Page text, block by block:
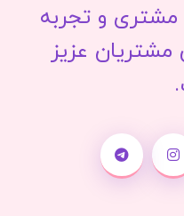
و تجربه
عزیز